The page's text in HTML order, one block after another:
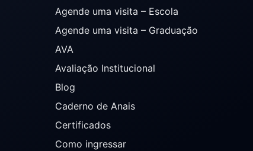
Agende uma visita – Escola
Agende uma visita – Graduação
AVA
Avaliação Institucional
Blog
Caderno de Anais
Certificados
Como ingressar